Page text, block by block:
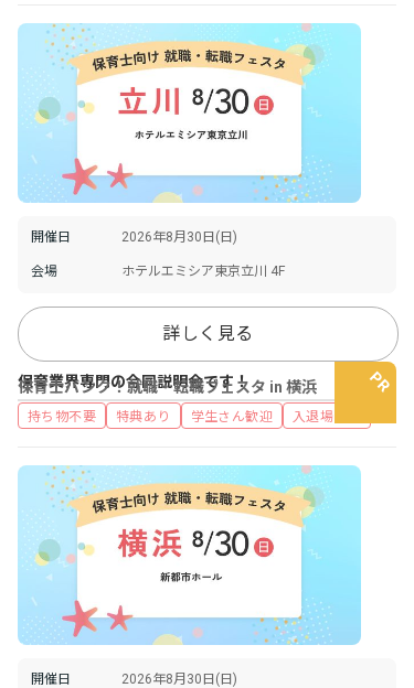
開催日 2026年8月30日(日)
会場 ホテルエミシア東京立川 4F
詳しく見る
保育士バンク！就職・転職フェスタ in 横浜
保育業界専門の合同説明会です！
持ち物不要 特典あり 学生さん歓迎 入退場自由
開催日 2026年8月30日(日)